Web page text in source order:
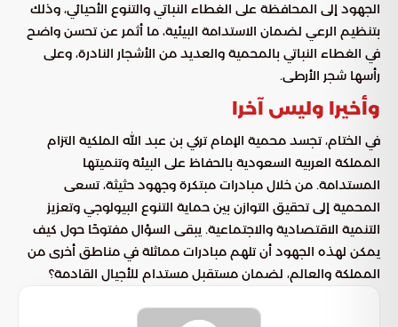
الجهود إلى المحافظة على الغطاء النباتي والتنوع الأحيائي، وذلك
بتنظيم الرعي لضمان الاستدامة البيئية، ما أثمر عن تحسن واضح
في الغطاء النباتي بالمحمية والعديد من الأشجار النادرة، وعلى
رأسها شجر الأرطى.
وأخيرا وليس آخرا
في الختام، تجسد محمية الإمام تركي بن عبد الله الملكية التزام
المملكة العربية السعودية بالحفاظ على البيئة وتنميتها
المستدامة. من خلال مبادرات مبتكرة وجهود حثيثة، تسعى
المحمية إلى تحقيق التوازن بين حماية التنوع البيولوجي وتعزيز
التنمية الاقتصادية والاجتماعية. يبقى السؤال مفتوحًا حول كيف
يمكن لهذه الجهود أن تلهم مبادرات مماثلة في مناطق أخرى من
المملكة والعالم، لضمان مستقبل مستدام للأجيال القادمة؟